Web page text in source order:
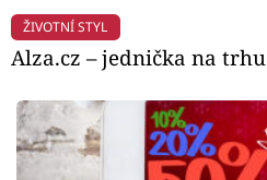
ŽIVOTNÍ STYL
Alza.cz – jednička na trhu